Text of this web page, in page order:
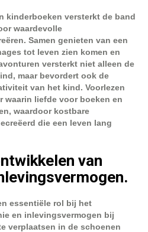
kinderboeken versterkt de band
waardevolle
Samen genieten van een
tot leven zien komen en
versterkt niet alleen de
maar bevordert ook de
van het kind. Voorlezen
waarin liefde voor boeken en
waardoor kostbare
die een leven lang
van
essentiële rol bij het
en inlevingsvermogen bij
verplaatsen in de schoenen